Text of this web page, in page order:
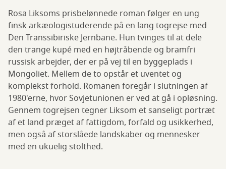
Rosa Liksoms prisbelønnede roman følger en ung
finsk arkæologistuderende på en lang togrejse med
Den Transsibiriske Jernbane. Hun tvinges til at dele
den trange kupé med en højtråbende og bramfri
russisk arbejder, der er på vej til en byggeplads i
Mongoliet. Mellem de to opstår et uventet og
komplekst forhold. Romanen foregår i slutningen af
1980'erne, hvor Sovjetunionen er ved at gå i opløsning.
Gennem togrejsen tegner Liksom et sanseligt portræt
af et land præget af fattigdom, forfald og usikkerhed,
men også af storslåede landskaber og mennesker
med en ukuelig stolthed.